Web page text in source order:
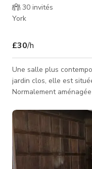
30 invités
York
£30/h
Une salle plus
jardin clos, elle est
Normalement
espaces de travail en
principal. Elle peut
disposition de la salle. C'est parfait pour tout type
d'événements, séances
Veuillez cont